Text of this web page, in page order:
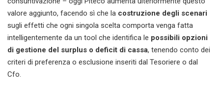
valore aggiunto, facendo sì che la costruzione degli scenari
sugli effetti che ogni singola scelta comporta venga fatta
intelligentemente da un tool che identifica le possibili opzioni
di gestione del surplus o deficit di cassa, tenendo conto dei
criteri di preferenza o esclusione inseriti dal Tesoriere o dal
Cfo.